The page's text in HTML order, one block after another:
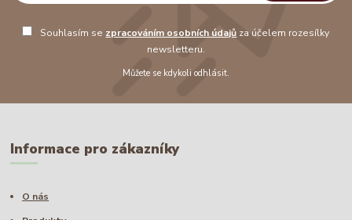
Souhlasím se zpracováním osobních údajů za účelem rozesílky
newsletteru.
Můžete se kdykoli odhlásit.
Informace pro zákazníky
O nás